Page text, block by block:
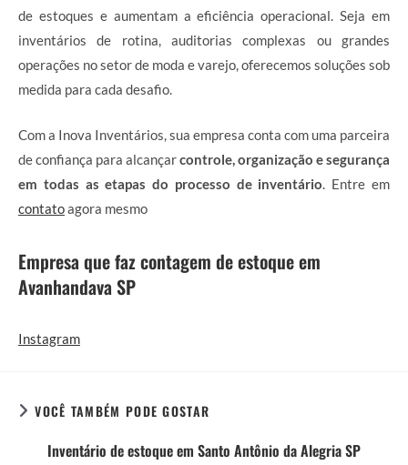
de estoques e aumentam a eficiência operacional. Seja em
inventários de rotina, auditorias complexas ou grandes
operações no setor de moda e varejo, oferecemos soluções sob
medida para cada desafio.
Com a Inova Inventários, sua empresa conta com uma parceira
de confiança para alcançarcontrole, organização e segurança
em todas as etapas do processo de inventário . Entre em
contatoagora mesmo
Empresa que faz contagem de estoque em
Avanhandava SP
Instagram
VOCÊ TAMBÉM PODE GOSTAR
Inventário de estoque em Santo Antônio da Alegria SP